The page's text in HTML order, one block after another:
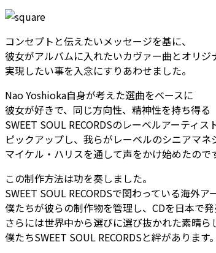
コンセプトと伝えたいメッセージを基に、
彼女がアルバムに入れたいカヴァー曲とオリジ
実現したい事を入念にすりあわせました。
Nao Yoshioka自身が考えた選曲をベースに
彼女が好きで、同じ方向性、精神性を持ち得る
SWEET SOUL RECORDSのレーベルアーティス
ピックアップし、我らがレーベルのシニアマネ
マイケル・ハリスを通して声をかけ始めたので
この制作方法は功を奏しました。
SWEET SOUL RECORDSで関わっている海外ア
僕たちが彼らの制作物を管理し、CDを日本で発
さらには世界中から選びに選び抜かれた素晴ら
僕たちSWEET SOUL RECORDSと絆があります。